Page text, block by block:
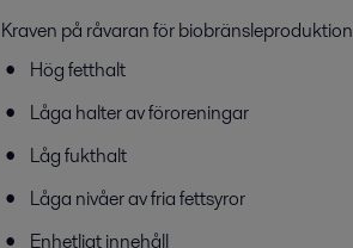
Kraven på råvaran för
Högfetthalt
Låga halter av föroreningar
Låg fukthalt
Låga nivåer av fria fettsyror
Enhetligt innehåll